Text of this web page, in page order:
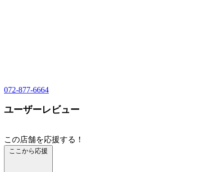
072-877-6664
ユーザーレビュー
この店舗を応援する！
ここから応援